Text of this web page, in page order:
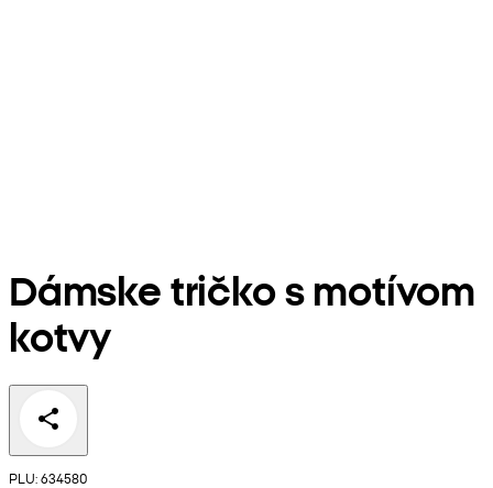
Dámske tričko s motívom
kotvy
PLU: 634580